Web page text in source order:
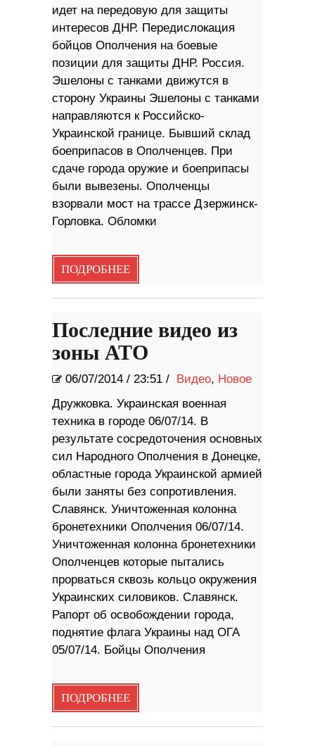
идет на передовую для защиты
интересов ДНР. Передислокация
бойцов Ополчения на боевые
позиции для защиты ДНР. Россия.
Эшелоны с танками движутся в
сторону Украины Эшелоны с танками
направляются к Российско-
Украинской границе. Бывший склад
боеприпасов в Ополченцев. При
сдаче города оружие и боеприпасы
были вывезены. Ополченцы
взорвали мост на трассе Дзержинск-
Горловка. Обломки
ПОДРОБНЕЕ
Последние видео из
зоны АТО
06/07/2014 / 23:51 / Видео, Новое
Дружковка. Украинская военная
техника в городе 06/07/14. В
результате сосредоточения основных
сил Народного Ополчения в Донецке,
областные города Украинской армией
были заняты без сопротивления.
Славянск. Уничтоженная колонна
бронетехники Ополчения 06/07/14.
Уничтоженная колонна бронетехники
Ополченцев которые пытались
прорваться сквозь кольцо окружения
Украинских силовиков. Славянск.
Рапорт об освобождении города,
поднятие флага Украины над ОГА
05/07/14. Бойцы Ополчения
ПОДРОБНЕЕ